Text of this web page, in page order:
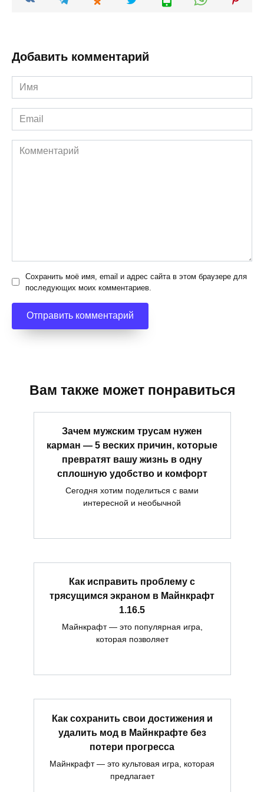
Добавить комментарий
Имя
*
Email
*
Комментарий
Сохранить моё имя, email и адрес сайта в этом браузере для
последующих моих комментариев.
Вам также может понравиться
Зачем мужским трусам нужен
карман — 5 веских причин, которые
превратят вашу жизнь в одну
сплошную удобство и комфорт
Сегодня хотим поделиться с вами
интересной и необычной
Как исправить проблему с
трясущимся экраном в Майнкрафт
1.16.5
Майнкрафт — это популярная игра,
которая позволяет
Как сохранить свои достижения и
удалить мод в Майнкрафте без
потери прогресса
Майнкрафт — это культовая игра, которая
предлагает